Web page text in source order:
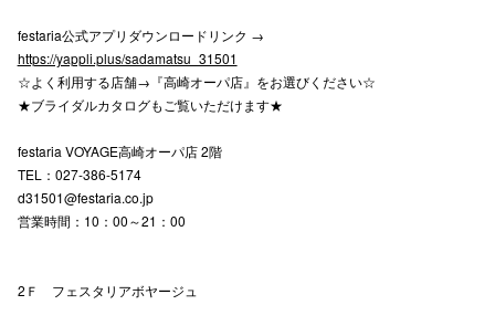
festaria公式アプリダウンロードリンク →
https://yappli.plus/sadamatsu_31501
☆よく利用する店舗→『高崎オーパ店』をお選びください☆
★ブライダルカタログもご覧いただけます★
festaria VOYAGE高崎オーパ店 2階
TEL：027-386-5174
d31501@festaria.co.jp
営業時間：10：00～21：00
2Ｆ フェスタリアボヤージュ